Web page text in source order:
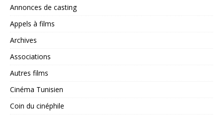
Annonces de casting
Appels à films
Archives
Associations
Autres films
Cinéma Tunisien
Coin du cinéphile